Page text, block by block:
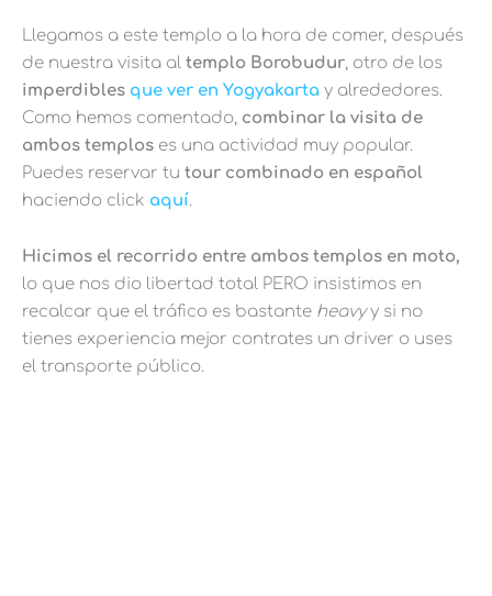
Llegamos a este templo a la hora de comer, después
de nuestra visita al templo Borobudur, otro de los
imperdibles que ver en Yogyakarta y alrededores.
Como hemos comentado, combinar la visita de
ambos templos es una actividad muy popular.
Puedes reservar tu tour combinado en español
haciendo click aquí.
Hicimos el recorrido entre ambos templos en moto,
lo que nos dio libertad total PERO insistimos en
recalcar que el tráfico es bastante heavyy si no
tienes experiencia mejor contrates un driver o uses
el transporte público.